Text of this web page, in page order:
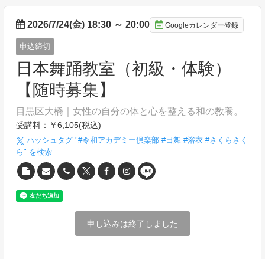
2026/7/24(金) 18:30 ～ 20:00 Googleカレンダー登録
申込締切
日本舞踊教室（初級・体験）
【随時募集】
目黒区大橋｜女性の自分の体と心を整える和の教養。
受講料：￥6,105(税込)
ハッシュタグ "#令和アカデミー倶楽部 #日舞 #浴衣 #さくらさく
ら" を検索
申し込みは終了しました